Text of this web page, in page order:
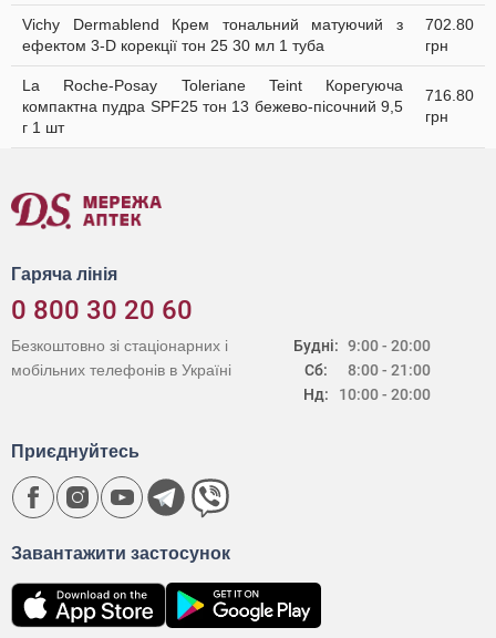
Vichy Dermablend Крем тональний матуючий з
ефектом 3-D корекції тон 25 30 мл 1 туба
702.80
грн
La Roche-Posay Toleriane Teint Корегуюча
компактна пудра SPF25 тон 13 бежево-пісочний 9,5
г 1 шт
716.80
грн
Гаряча лінія
0 800 30 20 60
Будні:
Сб:
Нд:
9:00 - 20:00
8:00 - 21:00
10:00 - 20:00
Безкоштовно зі стаціонарних і
мобільних телефонів в Україні
Завантажити застосунок
Приєднуйтесь